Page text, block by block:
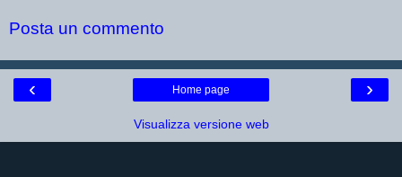
Posta un commento
‹ ›
Home page
Visualizza versione web